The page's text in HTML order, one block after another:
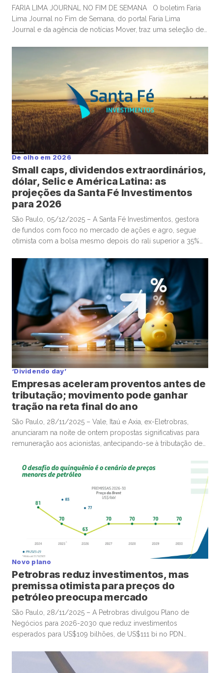
FARIA LIMA JOURNAL NO FIM DE SEMANA O boletim Faria
Lima Journal no Fim de Semana, do portal Faria Lima
Journal e da agência de notícias Mover, traz uma seleção de
algum tempo no sábado e domingo para leituras mais
aprofundadas de boas histórias e materiais informativos. OS
EUA constroem gasodutos; mas investidores […]
De olho em 2026
Small caps, dividendos extraordinários,
dólar, Selic e América Latina: as
projeções da Santa Fé Investimentos
para 2026
São Paulo, 05/12/2025 – A Santa Fé Investimentos, gestora
de fundos com foco no mercado de ações e agro, segue
otimista com a bolsa mesmo depois do rali superior a 35%
Lima Journal, o sócio e gestor Gabriel Diniz Junqueira
defendeu que o movimento de alta dos ativos de […]
‘Dividendo day’
Empresas aceleram proventos antes de
tributação; movimento pode ganhar
tração na reta final do ano
São Paulo, 28/11/2025 – Vale, Itaú e Axia, ex-Eletrobras,
anunciaram na noite de ontem propostas significativas para
remuneração aos acionistas, antecipando-se à tributação de
a pessoas físicas partir de 2026, em movimento que poderá
ganhar mais tração até o fim deste ano e deve envolver
diversas companhias listadas em bolsa. A Vale, por
exemplo, anunciou remuneração total de R$3,58 por […]
Novo plano
Petrobras reduz investimentos, mas
premissa otimista para preços do
petróleo preocupa mercado
São Paulo, 28/11/2025 – A Petrobras divulgou Plano de
Negócios para 2026-2030 que reduz investimentos
esperados para US$109 bilhões, de US$111 bi no PDN
mercado, depois de notícias que anteciparam os números,
mas com premissas otimistas para os preços do petróleo